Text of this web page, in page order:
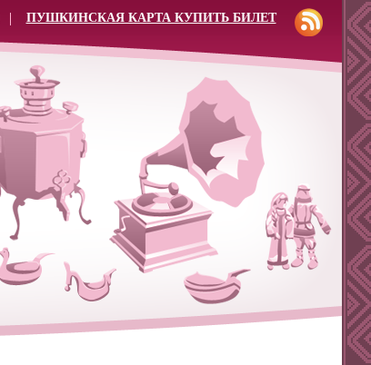
ПУШКИНСКАЯ КАРТА КУПИТЬ БИЛЕТ